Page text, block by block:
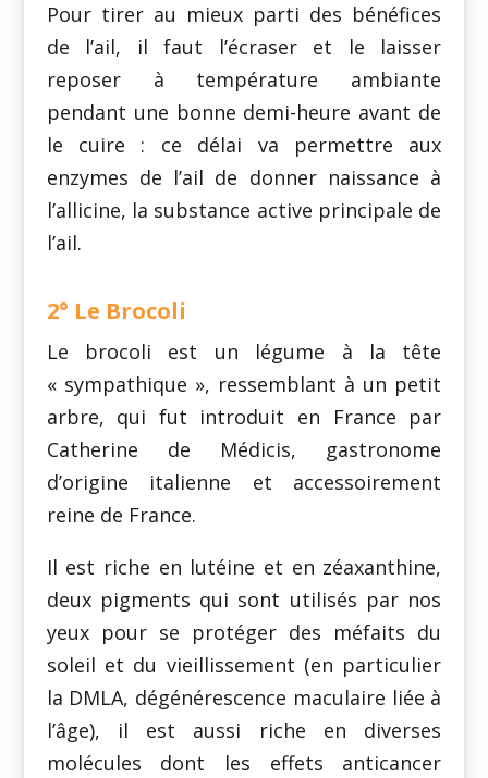
Pour tirer au mieux parti des bénéfices
de l’ail, il faut l’écraser et le laisser
reposer à température ambiante
pendant une bonne demi-heure avant de
le cuire : ce délai va permettre aux
enzymes de l’ail de donner naissance à
l’allicine, la substance active principale de
l’ail.
2° Le Brocoli
Le brocoli est un légume à la tête
« sympathique », ressemblant à un petit
arbre, qui fut introduit en France par
Catherine de Médicis, gastronome
d’origine italienne et accessoirement
reine de France.
Il est riche en lutéine et en zéaxanthine,
deux pigments qui sont utilisés par nos
yeux pour se protéger des méfaits du
soleil et du vieillissement (en particulier
la DMLA, dégénérescence maculaire liée à
l’âge), il est aussi riche en diverses
molécules dont les effets anticancer